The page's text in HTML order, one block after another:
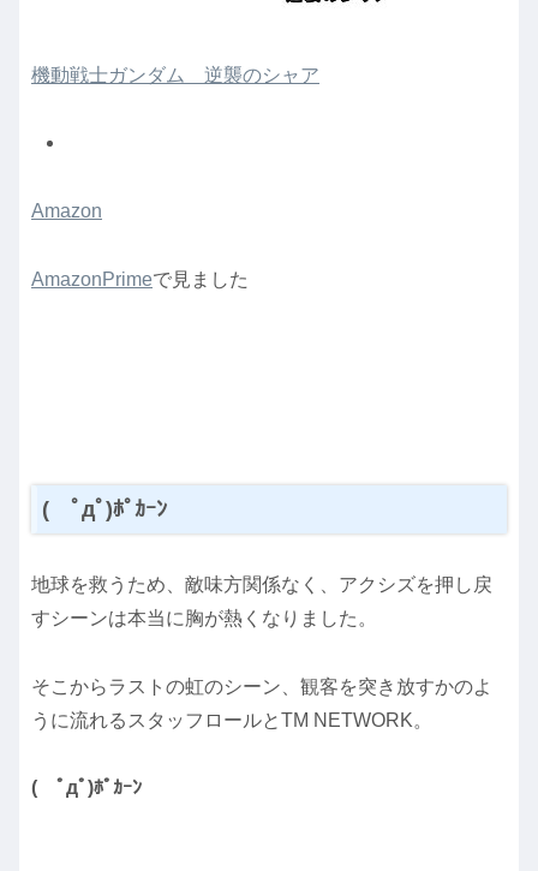
機動戦士ガンダム 逆襲のシャア
Amazon
AmazonPrimeで見ました
( ﾟдﾟ)ﾎﾟｶｰﾝ
地球を救うため、敵味方関係なく、アクシズを押し戻
すシーンは本当に胸が熱くなりました。
そこからラストの虹のシーン、観客を突き放すかのよ
うに流れるスタッフロールとTM NETWORK。
( ﾟдﾟ)ﾎﾟｶｰﾝ